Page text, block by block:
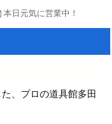
本日元気に営業中！
、プロの道具館多田